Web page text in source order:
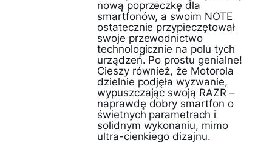
nową poprzeczkę dla
smartfonów, a swoim NOTE
ostatecznie przypieczętował
swoje przewodnictwo
technologicznie na polu tych
urządzeń. Po prostu genialne!
Cieszy również, że Motorola
dzielnie podjęła wyzwanie,
wypuszczając swoją RAZR –
naprawdę dobry smartfon o
świetnych parametrach i
solidnym wykonaniu, mimo
ultra-cienkiego dizajnu.